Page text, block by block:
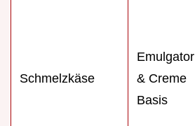
Schmelzkäse
Emulgator
& Creme
Basis